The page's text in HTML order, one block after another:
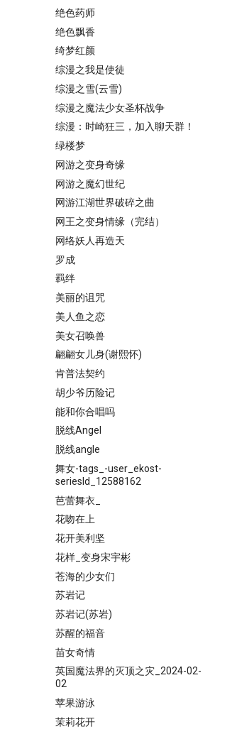
绝色药师
绝色飘香
绮梦红颜
综漫之我是使徒
综漫之雪(云雪)
综漫之魔法少女圣杯战争
综漫：时崎狂三，加入聊天群！
绿楼梦
网游之变身奇缘
网游之魔幻世纪
网游江湖世界破碎之曲
网王之变身情缘（完结）
网络妖人再造天
罗成
羁绊
美丽的诅咒
美人鱼之恋
美女召唤兽
翩翩女儿身(谢熙怀)
肯普法契约
胡少爷历险记
能和你合唱吗
脱线Angel
脱线angle
舞女-tags_-user_ekost-
seriesId_12588162
芭蕾舞衣_
花吻在上
花开美利坚
花样_变身宋宇彬
苍海的少女们
苏岩记
苏岩记(苏岩)
苏醒的福音
苗女奇情
英国魔法界的灭顶之灾_2024-02-
02
苹果游泳
茉莉花开